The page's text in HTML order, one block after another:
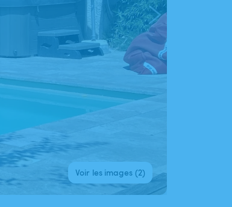
Voir les images (2)